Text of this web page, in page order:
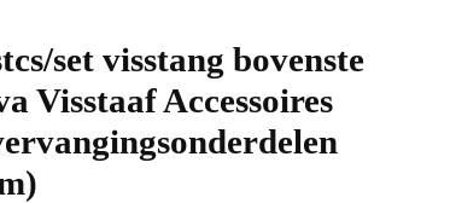
set visstang bovenste
Visstaaf Accessoires